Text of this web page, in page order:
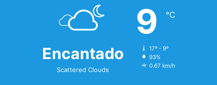
Encantado
Scattered Clouds
9 ℃
17º - 9º
93%
0.67 km/h